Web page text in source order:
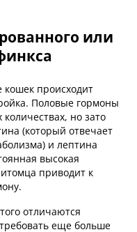
или
кошек происходит
Половые гормоны
но зато
(который отвечает
и лептина
высокая
приводит к
отличаются
еще больше